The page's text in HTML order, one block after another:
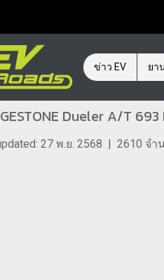
ข่าว EV ยา
Dueler A/T
27 พ.ย. 2568 | 2610 จำ